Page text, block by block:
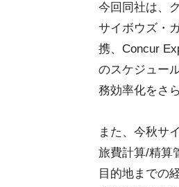
今回同社は、
サイボウズ・
携、Concur
のスケジュー
務効率化をさ
また、今秋サ
旅費計算/精算
目的地までの